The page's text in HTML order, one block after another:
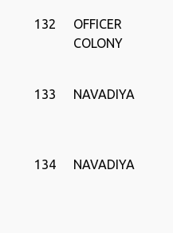
132
OFFICER
COLONY
133 NAVADIYA
134 NAVADIYA